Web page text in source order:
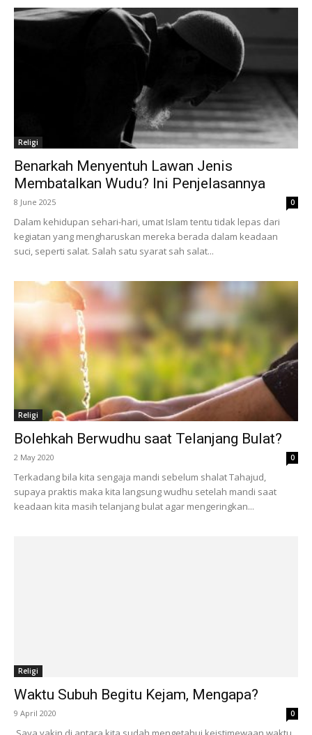
Religi
Benarkah Menyentuh Lawan Jenis
Membatalkan Wudu? Ini Penjelasannya
8 June 2025 0
Dalam kehidupan sehari-hari, umat Islam tentu tidak lepas dari
kegiatan yang mengharuskan mereka berada dalam keadaan
suci, seperti salat. Salah satu syarat sah salat...
Religi
Bolehkah Berwudhu saat Telanjang Bulat?
2 May 2020 0
Terkadang bila kita sengaja mandi sebelum shalat Tahajud,
supaya praktis maka kita langsung wudhu setelah mandi saat
keadaan kita masih telanjang bulat agar mengeringkan...
Religi
Waktu Subuh Begitu Kejam, Mengapa?
9 April 2020 0